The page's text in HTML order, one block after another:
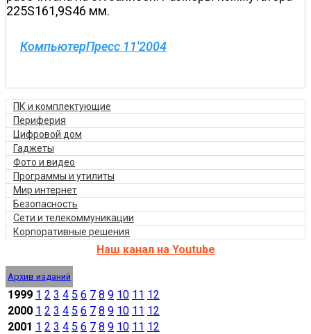
225Ѕ161,9Ѕ46 мм.
КомпьютерПресс 11'2004
ПК и комплектующие
Периферия
Цифровой дом
Гаджеты
Фото и видео
Программы и утилиты
Мир интернет
Безопасность
Сети и телекоммуникации
Корпоративные решения
Наш канал на Youtube
Архив изданий
1999 1 2 3 4 5 6 7 8 9 10 11 12
2000 1 2 3 4 5 6 7 8 9 10 11 12
2001 1 2 3 4 5 6 7 8 9 10 11 12